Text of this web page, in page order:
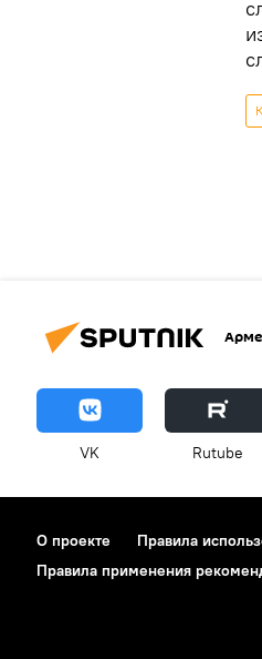
VK Rutube
О проекте Правила
Правила применения